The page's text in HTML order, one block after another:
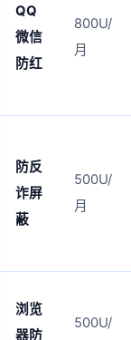
QQ
微信
防红
800U/
月
防反
诈屏
蔽
500U/
月
浏览
器防
500U/